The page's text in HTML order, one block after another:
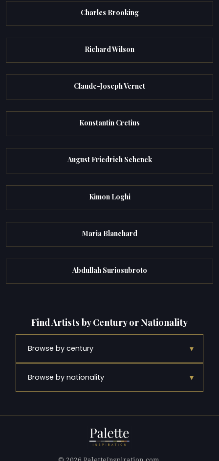
Charles Brooking
Richard Wilson
Claude-Joseph Vernet
Konstantin Cretius
August Friedrich Schenck
Kimon Loghi
Maria Blanchard
Abdullah Suriosubroto
Find Artists by Century or Nationality
Browse by century ▾
Browse by nationality ▾